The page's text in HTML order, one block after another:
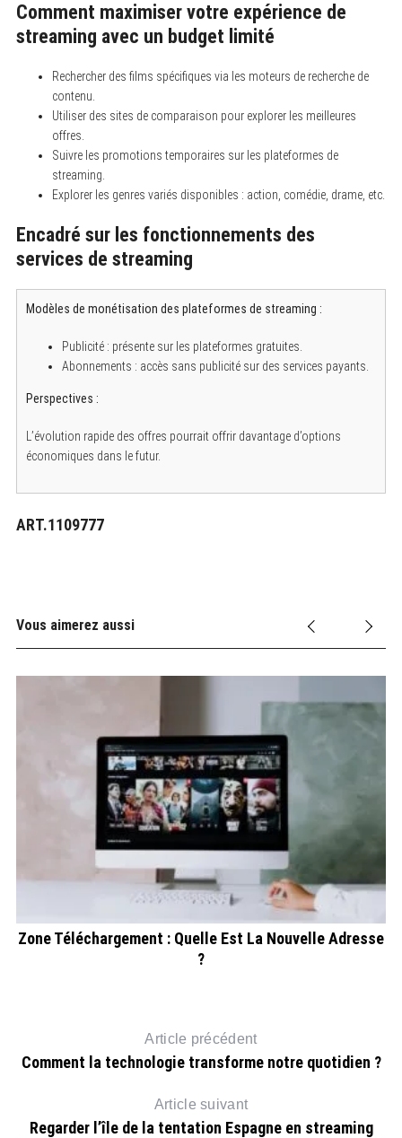
Comment maximiser votre expérience de
streaming avec un budget limité
Rechercher des films spécifiques via les moteurs de recherche de
contenu.
Utiliser des sites de comparaison pour explorer les meilleures
offres.
Suivre les promotions temporaires sur les plateformes de
streaming.
Explorer les genres variés disponibles : action, comédie, drame, etc.
Encadré sur les fonctionnements des
services de streaming
Modèles de monétisation des plateformes de streaming :
Publicité : présente sur les plateformes gratuites.
Abonnements : accès sans publicité sur des services payants.
Perspectives :
L’évolution rapide des offres pourrait offrir davantage d’options
économiques dans le futur.
ART.1109777
Vous aimerez aussi
Zone Téléchargement : Quelle Est La Nouvelle Adresse
?
Article précédent
Comment la technologie transforme notre quotidien ?
Article suivant
Regarder l’île de la tentation Espagne en streaming
h
o